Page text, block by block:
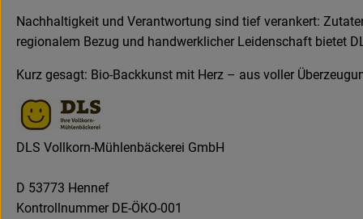
Nachhaltigkeit und Verantwortung sind tief verankert:
regionalem Bezug und handwerklicher Leidenschaft bietet
Kurz gesagt: Bio-Backkunst mit Herz – aus voller
DLS Vollkorn-Mühlenbäckerei GmbH
D 53773 Hennef
Kontrollnummer DE-ÖKO-001